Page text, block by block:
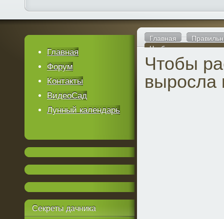
Главная
Чтобы рассада
Чтобы
выросла
Главная
Форум
Контакты
ВидеоСад
Лунный календарь
Секреты дачника